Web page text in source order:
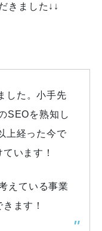
きました↓↓
した。小手先
SEOを熟知し
上経った今で
います！
えている事業
ます！